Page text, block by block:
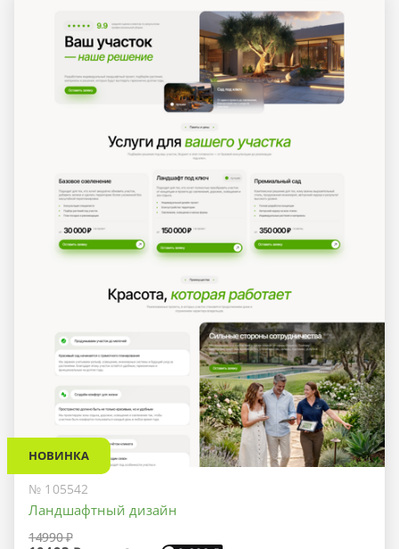
НОВИНКА
№ 105542
Ландшафтный дизайн
14990 ₽